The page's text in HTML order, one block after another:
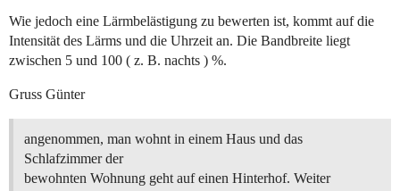
Wie jedoch eine Lärmbelästigung zu bewerten ist, kommt auf die
Intensität des Lärms und die Uhrzeit an. Die Bandbreite liegt
zwischen 5 und 100 ( z. B. nachts ) %.
Gruss Günter
angenommen, man wohnt in einem Haus und das
Schlafzimmer der
bewohnten Wohnung geht auf einen Hinterhof. Weiter